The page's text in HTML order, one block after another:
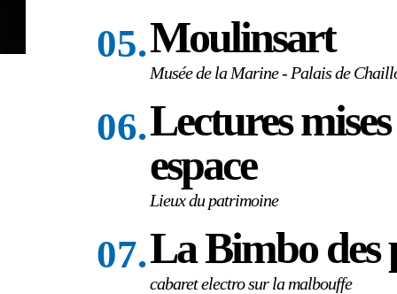
05.Moulinsart
Musée de la Marine - Palais de
06.Lectures
espace
Lieux du patrimoine
07.La Bimbo des
cabaret electro sur la malbouffe